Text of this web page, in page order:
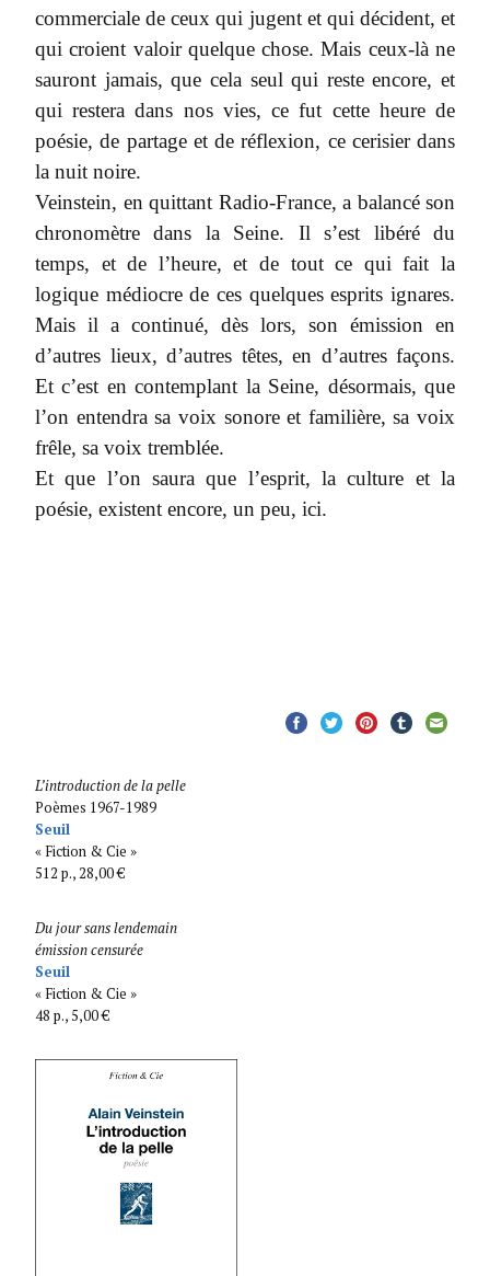
commerciale de ceux qui jugent et qui décident, et
qui croient valoir quelque chose. Mais ceux-là ne
sauront jamais, que cela seul qui reste encore, et
qui restera dans nos vies, ce fut cette heure de
poésie, de partage et de réflexion, ce cerisier dans
la nuit noire.
Veinstein, en quittant Radio-France, a balancé son
chronomètre dans la Seine. Il s’est libéré du
temps, et de l’heure, et de tout ce qui fait la
logique médiocre de ces quelques esprits ignares.
Mais il a continué, dès lors, son émission en
d’autres lieux, d’autres têtes, en d’autres façons.
Et c’est en contemplant la Seine, désormais, que
l’on entendra sa voix sonore et familière, sa voix
frêle, sa voix tremblée.
Et que l’on saura que l’esprit, la culture et la
poésie, existent encore, un peu, ici.
L’introduction de la pelle
Poèmes 1967-1989
Seuil
« Fiction & Cie »
512 p., 28,00 €
Du jour sans lendemain
émission censurée
Seuil
« Fiction & Cie »
48 p., 5,00 €